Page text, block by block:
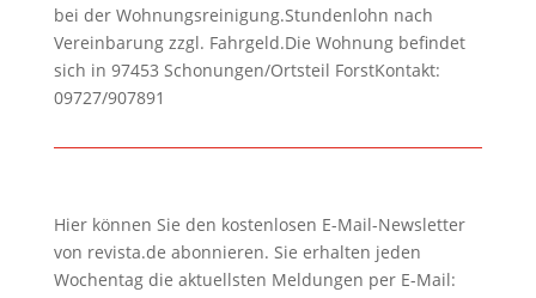
bei der Wohnungsreinigung.Stundenlohn nach
Vereinbarung zzgl. Fahrgeld.Die Wohnung befindet
sich in 97453 Schonungen/Ortsteil ForstKontakt:
09727/907891
Hier können Sie den kostenlosen E-Mail-Newsletter
von revista.de abonnieren. Sie erhalten jeden
Wochentag die aktuellsten Meldungen per E-Mail: